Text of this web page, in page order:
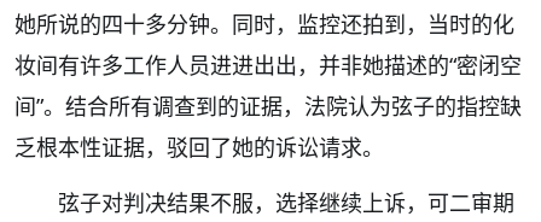
她所说的四十多分钟。同时，监控还拍到，当时的化
妆间有许多工作人员进进出出，并非她描述的“密闭空
间”。结合所有调查到的证据，法院认为弦子的指控缺
乏根本性证据，驳回了她的诉讼请求。
弦子对判决结果不服，选择继续上诉，可二审期